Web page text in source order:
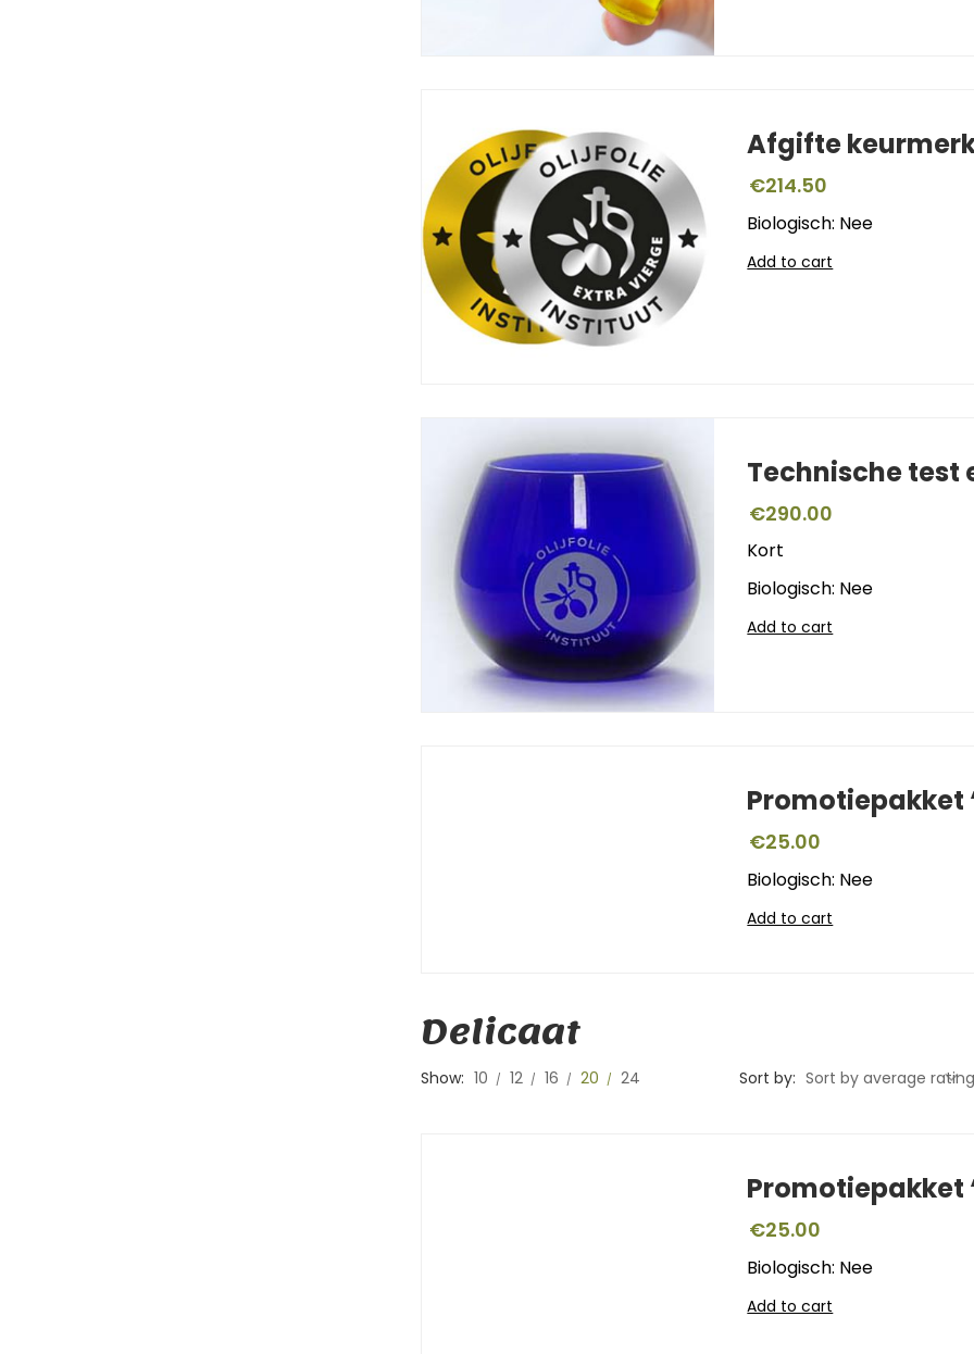
Afgifte
€214.50
Biologisch: Nee
Add to cart
Technische test
€290.00
Kort
Biologisch: Nee
Add to cart
Promotiepakket
€25.00
Biologisch: Nee
Add to cart
Delicaat
Show: 10 12 16 20 24 Sort by: Sort by average rating
Promotiepakket
€25.00
Biologisch: Nee
Add to cart